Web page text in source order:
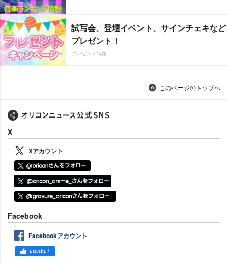
試写会、登壇イベント、サインチェキなど
プレゼント！
プレゼント特集
このページのトップへ
X
Xアカウント
Facebook
Facebookアカウント